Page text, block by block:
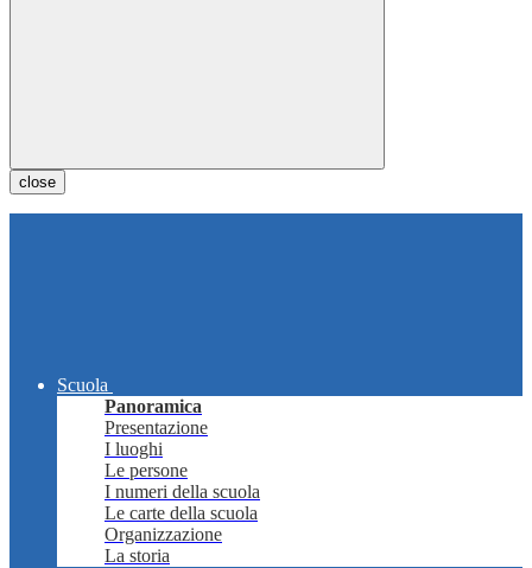
close
Scuola
Panoramica
Presentazione
I luoghi
Le persone
I numeri della scuola
Le carte della scuola
Organizzazione
La storia